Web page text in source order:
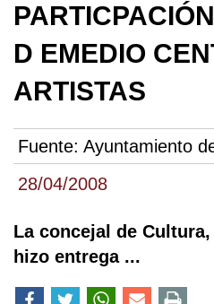
28/04/2008
D EMEDIO
ARTISTAS
Fuente: Ayuntamiento
La concejal de
hizo entrega ...